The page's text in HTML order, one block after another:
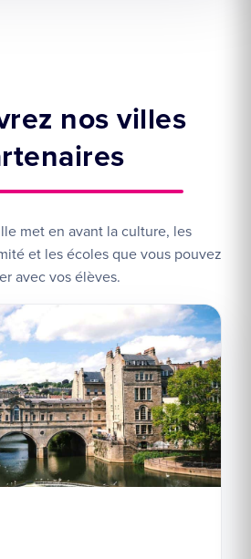
nos villes
met en avant la culture, les
et les écoles que vous pouvez
avec vos élèves.